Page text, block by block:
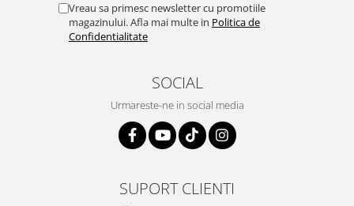
Vreau sa primesc newsletter cu promotiile
magazinului. Afla mai multe in Politica de
Confidentialitate
SOCIAL
Urmareste-ne in social media
SUPORT CLIENTI